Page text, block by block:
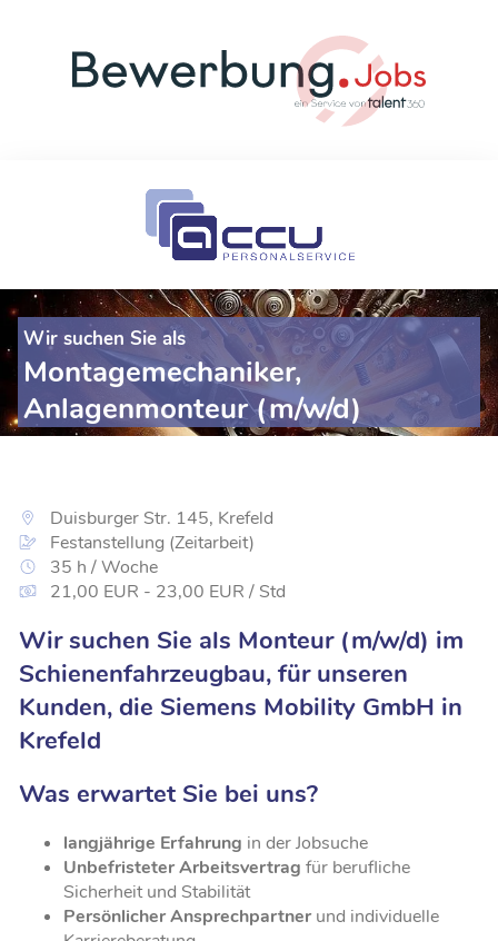
Wir suchen Sie als
Montagemechaniker,
Anlagenmonteur (m/w/d)
Duisburger Str. 145, Krefeld
Festanstellung (Zeitarbeit)
35 h / Woche
21,00 EUR - 23,00 EUR / Std
Wir suchen Sie als Monteur (m/w/d) im
Schienenfahrzeugbau, für unseren
Kunden, die Siemens Mobility GmbH in
Krefeld
Was erwartet Sie bei uns?
langjährige Erfahrung in der Jobsuche
Unbefristeter Arbeitsvertrag für berufliche
Sicherheit und Stabilität
Persönlicher Ansprechpartner und individuelle